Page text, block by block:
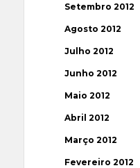
Setembro 2012
Agosto 2012
Julho 2012
Junho 2012
Maio 2012
Abril 2012
Março 2012
Fevereiro 2012